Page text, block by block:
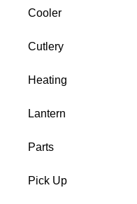
Cooler
Cutlery
Heating
Lantern
Parts
Pick Up